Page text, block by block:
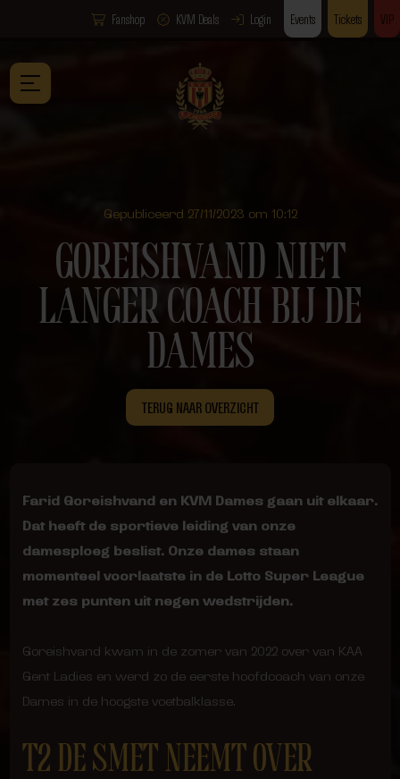
Fanshop KVM Deals Login Events Tickets VIP
Gepubliceerd 27/11/2023 om 10:12
GOREISHVAND NIET
LANGER COACH BIJ DE
DAMES
TERUG NAAR OVERZICHT
Farid Goreishvand en KVM Dames gaan uit elkaar.
Dat heeft de sportieve leiding van onze
damesploeg beslist. Onze dames staan
momenteel voorlaatste in de Lotto Super League
met zes punten uit negen wedstrijden.
Goreishvand kwam in de zomer van 2022 over van KAA
Gent Ladies en werd zo de eerste hoofdcoach van onze
Dames in de hoogste voetbalklasse.
T2 DE SMET NEEMT OVER